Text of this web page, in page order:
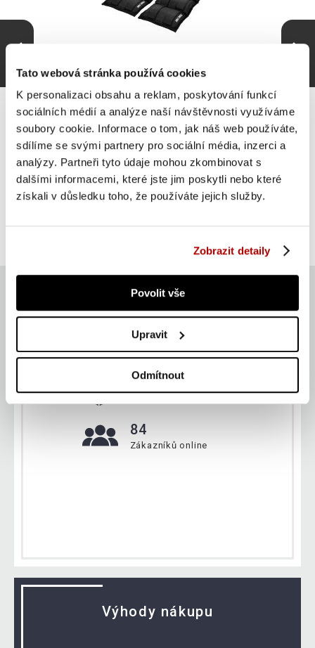
Tato webová stránka používá cookies
K personalizaci obsahu a reklam, poskytování funkcí
sociálních médií a analýze naší návštěvnosti využíváme
soubory cookie. Informace o tom, jak náš web používáte,
sdílíme se svými partnery pro sociální média, inzerci a
analýzy. Partneři tyto údaje mohou zkombinovat s
dalšími informacemi, které jste jim poskytli nebo které
získali v důsledku toho, že používáte jejich služby.
Zobrazit detaily
Povolit vše
Upravit
Odmítnout
Gorilla Sports Zátěžové manžety, černé, 2 x 5 kg
SUPER CENA Do košíku
skladem
Aktuálně
134 263 ks
84
Zákazníků online
Výhody nákupu